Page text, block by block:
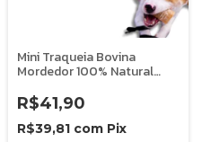
Mini Traqueia Bovina
Mordedor 100% Natural
Mato
R$41,90
R$39,81 com Pix